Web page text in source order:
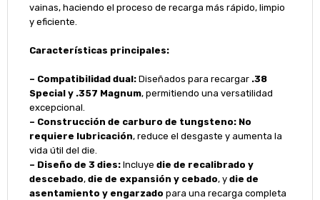
vainas, haciendo el proceso de recarga más rápido, limpio
y eficiente.
Características principales:
– Compatibilidad dual:Diseñados para recargar .38
Special y .357 Magnum, permitiendo una versatilidad
excepcional.
– Construcción de carburo de tungsteno: No
requiere lubricación, reduce el desgaste y aumenta la
vida útil del die.
– Diseño de 3 dies:Incluye die de recalibrado y
descebado, die de expansión y cebado, y die de
asentamiento y engarzado para una recarga completa